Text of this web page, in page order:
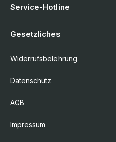
Service-Hotline
Gesetzliches
Widerrufsbelehrung
Datenschutz
AGB
Impressum